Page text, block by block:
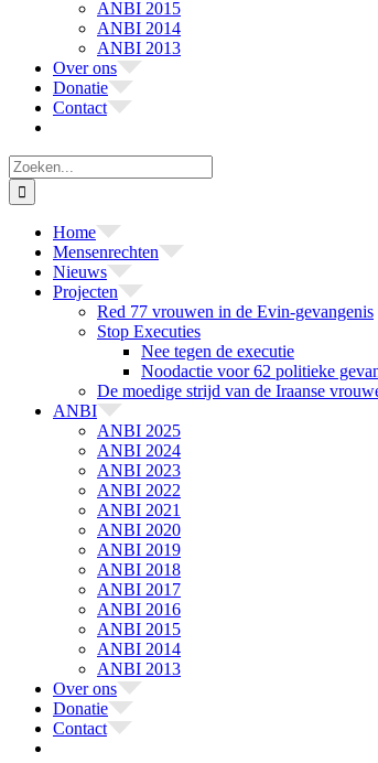
ANBI 2015
ANBI 2014
ANBI 2013
Over ons
Donatie
Contact
Zoeken
naar:
Home
Mensenrechten
Nieuws
Projecten
Red 77 vrouwen in de Evin-gevangenis
Stop Executies
Nee tegen de executie
Noodactie voor 62 politieke
De moedige strijd van de Iraanse
ANBI
ANBI 2025
ANBI 2024
ANBI 2023
ANBI 2022
ANBI 2021
ANBI 2020
ANBI 2019
ANBI 2018
ANBI 2017
ANBI 2016
ANBI 2015
ANBI 2014
ANBI 2013
Over ons
Donatie
Contact